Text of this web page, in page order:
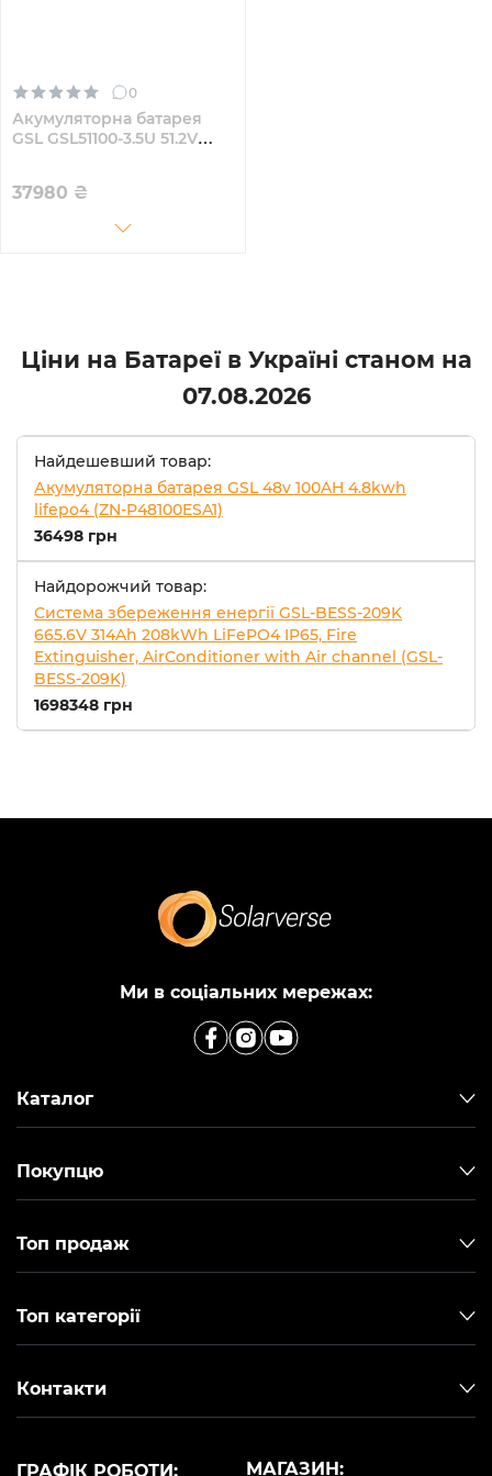
0
Акумуляторна батарея
GSL GSL51100-3.5U 51.2V
37980 ₴
Ціни на Батареї в Україні станом на
07.08.2026
Найдешевший товар:
Акумуляторна батарея GSL 48v 100AH 4.8kwh
lifepo4 (ZN-P48100ESA1)
36498 грн
Найдорожчий товар:
Система збереження енергії GSL-BESS-209K
665.6V 314Ah 208kWh LiFePO4 IP65, Fire
Extinguisher, AirConditioner with Air channel (GSL-
BESS-209K)
1698348 грн
Ми в соціальних мережах:
Каталог
Покупцю
Топ продаж
Топ категорії
Контакти
МАГАЗИН:
ГРАФІК РОБОТИ: